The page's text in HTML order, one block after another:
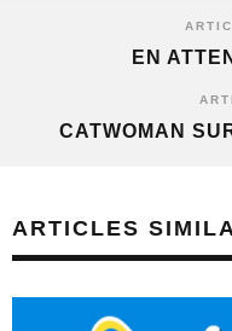
EN
CATWOMAN
ARTICLES